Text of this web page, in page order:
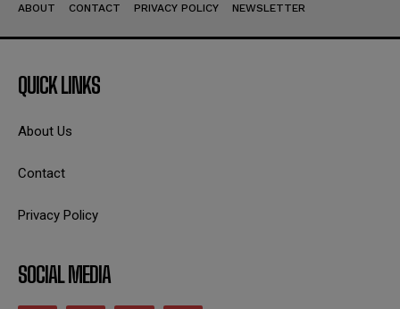
ABOUT CONTACT PRIVACY POLICY NEWSLETTER
QUICK LINKS
About Us
Contact
Privacy Policy
SOCIAL MEDIA